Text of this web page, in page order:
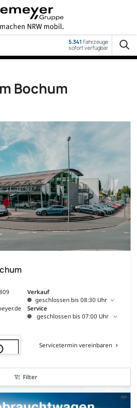
5.341 Fahrzeuge
sofort verfügbar
Bochum
Verkauf
geschlossen bis 08:30 Uhr
Service
geschlossen bis 07:00 Uhr
Servicetermin vereinbaren
Filter